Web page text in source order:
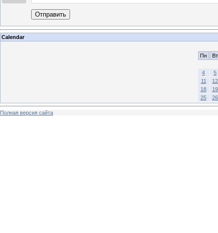
Отправить
Calendar
Пн Вт
4
5
11
12
18
19
25
26
Полная версия сайта